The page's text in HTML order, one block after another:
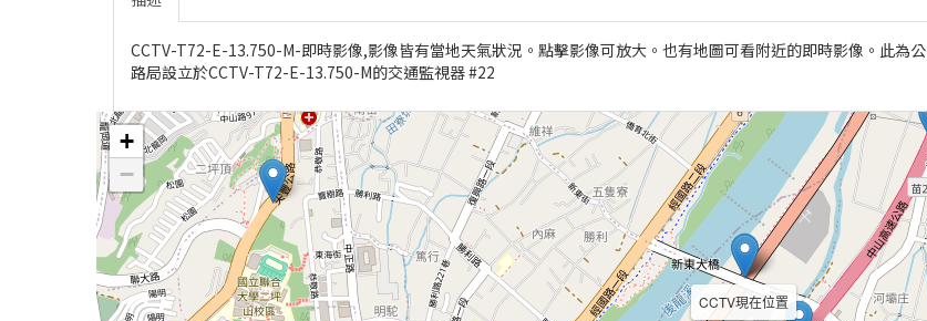
CCTV-T72-E-13.750-M-即時影像,影像皆有當地天氣狀況。點擊影像可放大。也有地圖可看附近的即時影像。此為公
路局設立於CCTV-T72-E-13.750-M的交通監視器 #22
CCTV現在位置
+
−